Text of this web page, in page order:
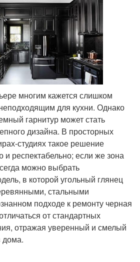
многим кажется слишком
для кухни. Однако
гарнитур может стать
дизайна. В просторных
студиях такое решение
и респектабельно; если же зона
можно выбрать
в которой угольный глянец
стальными
подходе к ремонту черная
от стандартных
отражая уверенный и смелый
дома.